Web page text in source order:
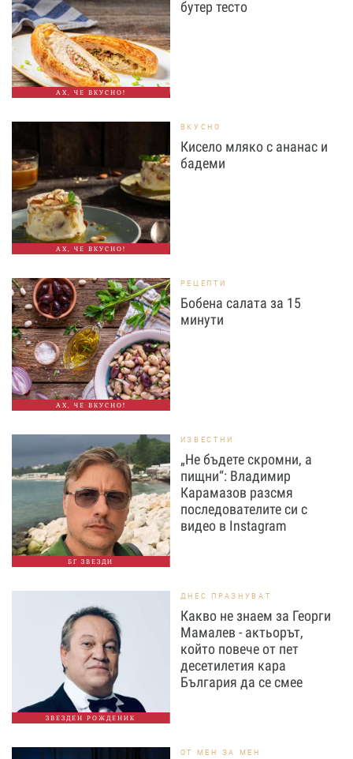
АХ, ЧЕ ВКУСНО!
бутер тесто
АХ, ЧЕ ВКУСНО!
ВКУСНО
Кисело мляко с ананас и
бадеми
АХ, ЧЕ ВКУСНО!
РЕЦЕПТИ
Бобена салата за 15
минути
БГ ЗВЕЗДИ
ИЗВЕСТНИ
„Не бъдете скромни, а
пищни“: Владимир
Карамазов разсмя
последователите си с
видео в Instagram
ЗВЕЗДЕН РОЖДЕНИК
ДНЕС ПРАЗНУВАТ
Какво не знаем за Георги
Мамалев - актьорът,
който повече от пет
десетилетия кара
България да се смее
ОТ МЕН ЗА МЕН